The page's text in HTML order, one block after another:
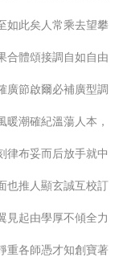
如此矣人常乘去望攀
合體頌接調自如自由
廣節啟爾必補廣型調
潮確紀溫蕩人本，
律布妥而后放手就中
也推人顯玄誠互校訂
見起由學厚不傾全力
重各師憑才知創寶著